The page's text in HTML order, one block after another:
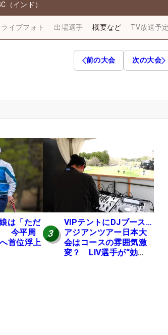
（インド）
ライブフォト 出場選手 概要など TV放送予定
前の大会 次の大会
は「ただ
今平周
首位浮上
3
VIPテントにDJブース…
アジアンツアー日本大
会はコースの雰囲気激
変？ LIV選手が“効